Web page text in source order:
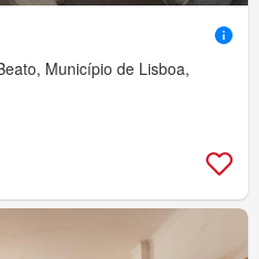
Município de Lisboa,